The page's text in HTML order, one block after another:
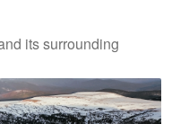
its surrounding